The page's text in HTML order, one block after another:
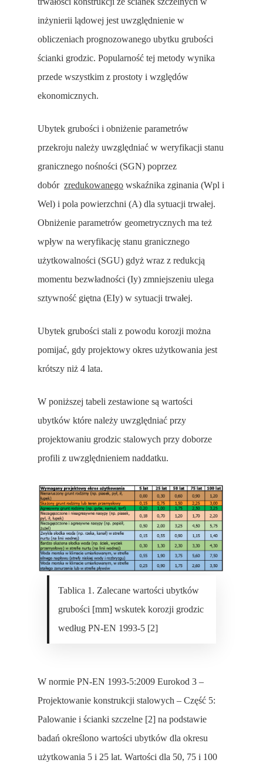
inżynierii lądowej jest uwzględnienie w
obliczeniach prognozowanego ubytku grubości
ścianki grodzic. Popularność tej metody wynika
przede wszystkim z prostoty i względów
ekonomicznych.
Ubytek grubości i obniżenie parametrów
przekroju należy uwzględniać w weryfikacji stanu
granicznego nośności (SGN) poprzez
dobórzredukowanego wskaźnika zginania (Wpl i
Wel) i pola powierzchni (A) dla sytuacji trwałej.
Obniżenie parametrów geometrycznych ma też
wpływ na weryfikację stanu granicznego
użytkowalności (SGU) gdyż wraz z redukcją
momentu bezwładności (Iy) zmniejszeniu ulega
sztywność giętna (EIy) w sytuacji trwałej.
Ubytek grubości stali z powodu korozji można
pomijać, gdy projektowy okres użytkowania jest
krótszy niż 4 lata.
W poniższej tabeli zestawione są wartości
ubytków które należy uwzględniać przy
projektowaniu grodzic stalowych przy doborze
profili z uwzględnieniem naddatku.
Tablica 1. Zalecane wartości ubytków
grubości [mm] wskutek korozji grodzic
według PN-EN 1993-5 [2]
W normie PN-EN 1993-5:2009 Eurokod 3 –
Projektowanie konstrukcji stalowych – Część 5:
Palowanie i ścianki szczelne [2] na podstawie
badań określono wartości ubytków dla okresu
użytkowania 5 i 25 lat. Wartości dla 50, 75 i 100